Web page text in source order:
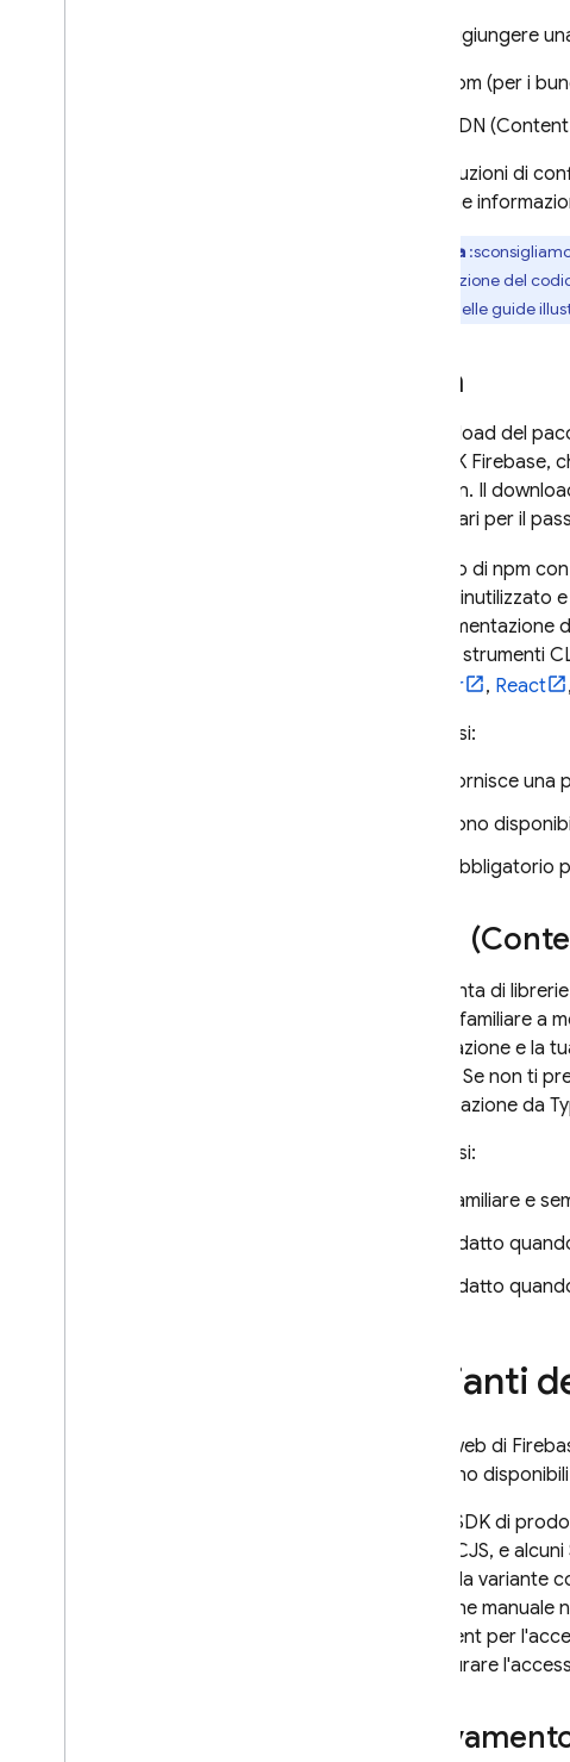
Puoi aggiungere
npm (per i
CDN
Per istruzioni di
contiene
Nota
l'eliminazione del
codice nelle guide
npm
Il download del
dell'SDK
Electron. Il
necessari per il
L'utilizzo di npm
codice inutilizzato
ma vari strumenti
Angular
, React ,
In sintesi:
Fornisce
Sono
Obbligatorio
CDN
L'aggiunta di
essere familiare a
compilazione e la
moduli. Se non ti
transpilazione da
In sintesi:
Familiare e
Adatto
Adatto
Varianti
L'SDK web di
non sono
Alcuni SDK di
ESM e CJS, e
fornire la variante
selezione
app client per
configurare